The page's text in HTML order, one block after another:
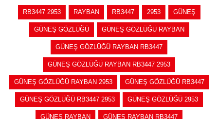
RB3447 2953 RAYBAN RB3447 2953 GÜNEŞ
GÜNEŞ GÖZLÜĞÜ GÜNEŞ GÖZLÜĞÜ RAYBAN
GÜNEŞ GÖZLÜĞÜ RAYBAN RB3447
GÜNEŞ GÖZLÜĞÜ RAYBAN RB3447 2953
GÜNEŞ GÖZLÜĞÜ RAYBAN 2953 GÜNEŞ GÖZLÜĞÜ RB3447
GÜNEŞ GÖZLÜĞÜ RB3447 2953 GÜNEŞ GÖZLÜĞÜ 2953
GÜNEŞ RAYBAN GÜNEŞ RAYBAN RB3447